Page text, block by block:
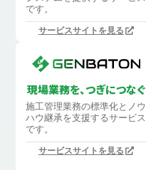
です。
サービスサイトを見る
現場業務を、つぎにつなぐ
施工管理業務の標準化と ノウ
ハウ継承を支援するサービス
です。
サービスサイトを見る